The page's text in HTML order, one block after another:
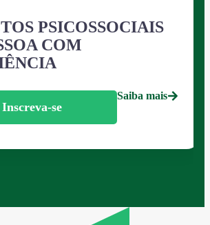
PSICOSSOCIAIS
COM
Inscreva-se
Saiba mais